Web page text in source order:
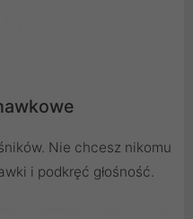
Nie chcesz nikomu
i podkręć głośność.